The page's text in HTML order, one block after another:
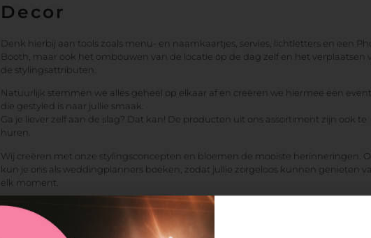
Decor
Denk hierbij aan tools zoals menu- en naamkaartjes, servies, lichtletters en een
Booth, maar ook het ombouwen van de locatie op de dag zelf en het verplaatsen
de stylingsattributen.
Natuurlijk stemmen we alles geheel op elkaar af en creëren we hiermee een event
die gestyled is naar jullie smaak.
Ga je liever zelf aan de slag? Dat kan! De producten uit ons assortiment zijn ook te
huren.
Wij creëren met onze stylingsconcepten en bloemen de mooiste herinneringen.
kun je ons als weddingplanners boeken, zodat jullie zorgeloos kunnen genieten
elk moment.
Jeanine en Milou